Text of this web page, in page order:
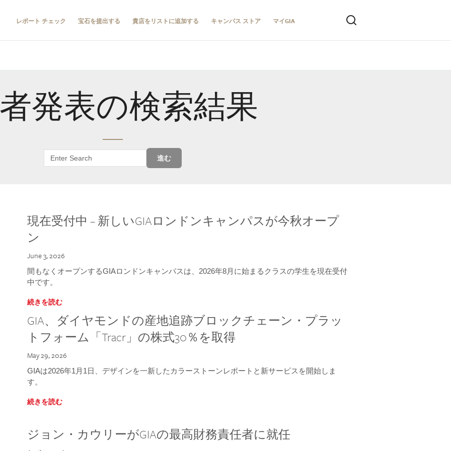
レポート チェック 宝石を提出する 貴店をリストに追加する キャンパス ストア マイGIA
発表の検索結果
進む
現在受付中 – 新しいGIAロンドンキャンパスが今秋オープ
ン
June 3, 2026
間もなくオープンするGIAロンドンキャンパスは、2026年8月に始まるクラスの学生を現在受付
中です。
続きを読む
GIA、ダイヤモンドの産地追跡ブロックチェーン・プラッ
トフォーム「Tracr」の株式30％を取得
May 29, 2026
GIAは2026年1月1日、デザインを一新したカラーストーンレポートと新サービスを開始しま
す。
続きを読む
ジョン・カウリーがGIAの最高財務責任者に就任